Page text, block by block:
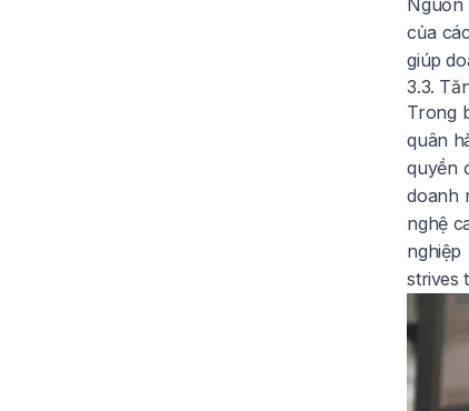
Nguồn
của
giúp
3.3.
Trong
quân
quyền
doanh
nghệ
strives